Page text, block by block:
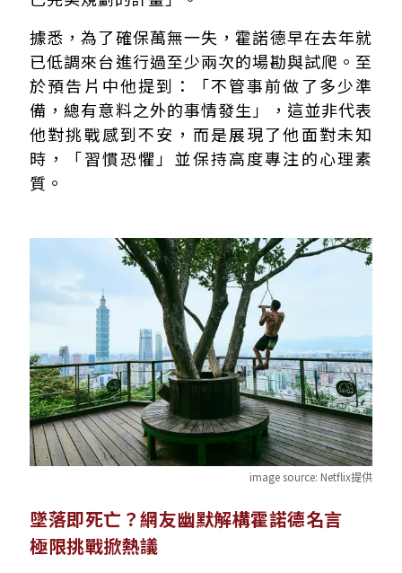
據悉，為了確保萬無一失，霍諾德早在去年就
已低調來台進行過至少兩次的場勘與試爬。至
於預告片中他提到：「不管事前做了多少準
備，總有意料之外的事情發生」，這並非代表
他對挑戰感到不安，而是展現了他面對未知
時，「習慣恐懼」並保持高度專注的心理素
質。
image source: Netflix提供
墜落即死亡？網友幽默解構霍諾德名言
極限挑戰掀熱議